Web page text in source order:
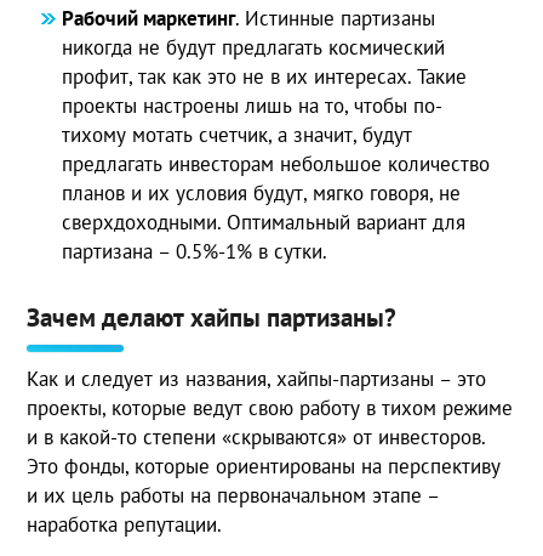
Рабочий маркетинг. Истинные партизаны
никогда не будут предлагать космический
профит, так как это не в их интересах. Такие
проекты настроены лишь на то, чтобы по-
тихому мотать счетчик, а значит, будут
предлагать инвесторам небольшое количество
планов и их условия будут, мягко говоря, не
сверхдоходными. Оптимальный вариант для
партизана – 0.5%-1% в сутки.
Зачем делают хайпы партизаны?
Как и следует из названия, хайпы-партизаны – это
проекты, которые ведут свою работу в тихом режиме
и в какой-то степени «скрываются» от инвесторов.
Это фонды, которые ориентированы на перспективу
и их цель работы на первоначальном этапе –
наработка репутации.